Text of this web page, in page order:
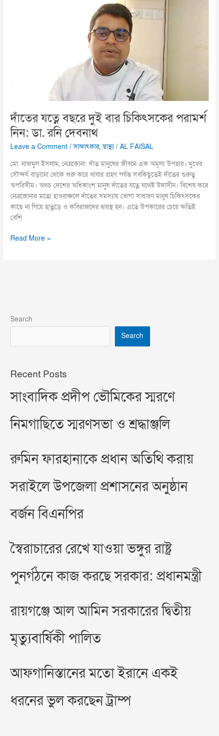
দাঁতের যত্নে বছরে দুই বার চিকিৎসকের পরামর্শ
নিন: ডা. রনি দেবনাথ
Leave a Comment /সাক্ষাৎকার,স্বাস্থ্য/AL FAISAL
মো. নাজমুল ইসলাম, নেত্রকোনা: দাঁত মানুষের জীবনে এক অমূল্য উপহার। মুখের
সৌন্দর্য বাড়ানো থেকে শুরু করে খাবার গ্রহণ পর্যন্ত সবকিছুতেই দাঁতের গুরুত্ব
অপরিসীম। অথচ দেশের অধিকাংশ মানুষ দাঁতের যত্নে যথেষ্ট উদাসীন। বিশেষ করে
নেত্রকোনার মতো হাওরাঞ্চলে দাঁতের সমস্যায় ভোগা সাধারণ মানুষ চিকিৎসকের
কাছে না গিয়ে হাতুড়ে ও কবিরাজদের দ্বারস্থ হন। এতে উপকারের চেয়ে ক্ষতিই
বেশি
Read More »
Search
Search
Recent Posts
সাংবাদিক প্রদীপ ভৌমিকের স্মরণে
নিমগাছিতে স্মরণসভা ও শ্রদ্ধাঞ্জলি
রুমিন ফারহানাকে প্রধান অতিথি করায়
সরাইলে উপজেলা প্রশাসনের অনুষ্ঠান
বর্জন বিএনপির
স্বৈরাচারের রেখে যাওয়া ভঙ্গুর রাষ্ট্র
পুনর্গঠনে কাজ করছে সরকার: প্রধানমন্ত্রী
রায়গঞ্জে আল আমিন সরকারের দ্বিতীয়
মৃত্যুবার্ষিকী পালিত
আফগানিস্তানের মতো ইরানে একই
ধরনের ভুল করছেন ট্রাম্প